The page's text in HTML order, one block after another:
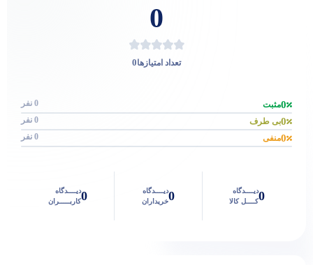
0
تعداد امتیازها0
0مثبت 0 نفر
0بی طرف 0 نفر
0منفی 0 نفر
0دیــــدگاه
کــــل کالا
0دیــــدگاه
خریداران
0دیــــدگاه
کاربـــــران